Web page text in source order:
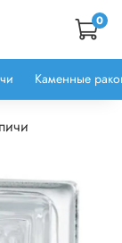
0
Каменные